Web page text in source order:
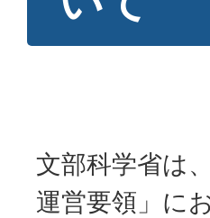
文部科学省は
運営要領」に